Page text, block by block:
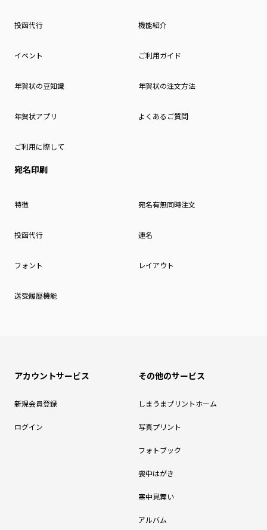
投函代行 機能紹介
イベント ご利用ガイド
年賀状の豆知識 年賀状の注文方法
年賀状アプリ よくあるご質問
ご利用に際して
宛名印刷
特徴 宛名有無同時注文
投函代行 連名
フォント レイアウト
送受履歴機能
アカウントサービス
新規会員登録
ログイン
その他のサービス
しまうまプリントホーム
写真プリント
フォトブック
喪中はがき
寒中見舞い
アルバム